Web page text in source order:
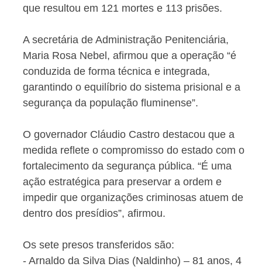
que resultou em 121 mortes e 113 prisões.
A secretária de Administração Penitenciária,
Maria Rosa Nebel, afirmou que a operação “é
conduzida de forma técnica e integrada,
garantindo o equilíbrio do sistema prisional e a
segurança da população fluminense”.
O governador Cláudio Castro destacou que a
medida reflete o compromisso do estado com o
fortalecimento da segurança pública. “É uma
ação estratégica para preservar a ordem e
impedir que organizações criminosas atuem de
dentro dos presídios”, afirmou.
Os sete presos transferidos são:
- Arnaldo da Silva Dias (Naldinho) – 81 anos, 4